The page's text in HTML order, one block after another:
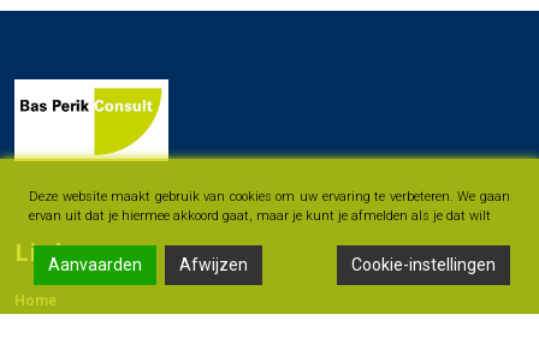
Links
Home
Deze website maakt gebruik van cookies om uw ervaring te verbeteren. We gaan
ervan uit dat je hiermee akkoord gaat, maar je kunt je afmelden als je dat wilt
Aanvaarden Afwijzen Cookie-instellingen